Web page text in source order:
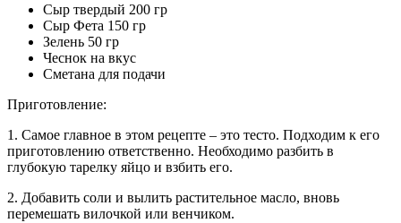
Сыр твердый 200 гр
Сыр Фета 150 гр
Зелень 50 гр
Чеснок на вкус
Сметана для подачи
Приготовление:
1. Самое главное в этом рецепте – это тесто. Подходим к его
приготовлению ответственно. Необходимо разбить в
глубокую тарелку яйцо и взбить его.
2. Добавить соли и вылить растительное масло, вновь
перемешать вилочкой или венчиком.